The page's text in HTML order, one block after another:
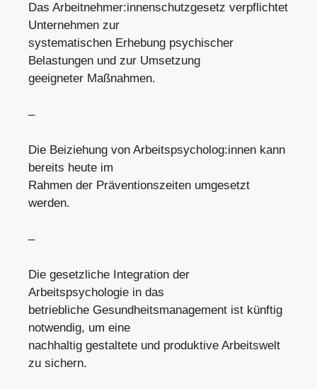
Das Arbeitnehmer:innenschutzgesetz verpflichtet
Unternehmen zur
systematischen Erhebung psychischer
Belastungen und zur Umsetzung
geeigneter Maßnahmen.
–
Die Beiziehung von Arbeitspsycholog:innen kann
bereits heute im
Rahmen der Präventionszeiten umgesetzt
werden.
–
Die gesetzliche Integration der
Arbeitspsychologie in das
betriebliche Gesundheitsmanagement ist künftig
notwendig, um eine
nachhaltig gestaltete und produktive Arbeitswelt
zu sichern.